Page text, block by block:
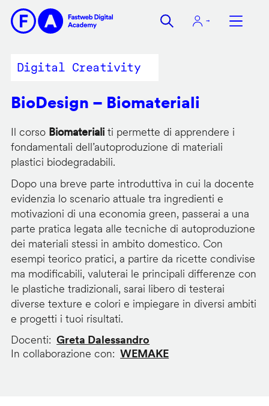
contenuto
Digital Creativity
BioDesign – Biomateriali
Il corso Biomaterialiti permette di apprendere i
fondamentali dell’autoproduzione di materiali
plastici biodegradabili.
Dopo una breve parte introduttiva in cui la docente
evidenzia lo scenario attuale tra ingredienti e
motivazioni di una economia green, passerai a una
parte pratica legata alle tecniche di autoproduzione
dei materiali stessi in ambito domestico. Con
esempi teorico pratici, a partire da ricette condivise
ma modificabili, valuterai le principali differenze con
le plastiche tradizionali, sarai libero di testerai
diverse texture e colori e impiegare in diversi ambiti
e progetti i tuoi risultati.
Docenti
Greta Dalessandro
In collaborazione con
WEMAKE